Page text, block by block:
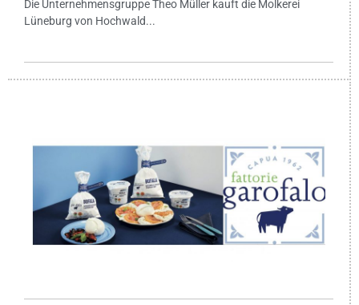
Die Unternehmensgruppe Theo Müller kauft die Molkerei
Lüneburg von Hochwald...